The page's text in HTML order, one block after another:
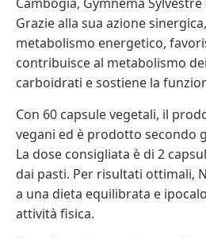
Grazie alla sua azione
metabolismo energetico,
contribuisce al metabolismo
carboidrati e sostiene la
Con 60 capsule vegetali, il
vegani ed è prodotto secondo
La dose consigliata è di 2
dai pasti. Per risultati ottimali,
a una dieta equilibrata e
attività fisica.